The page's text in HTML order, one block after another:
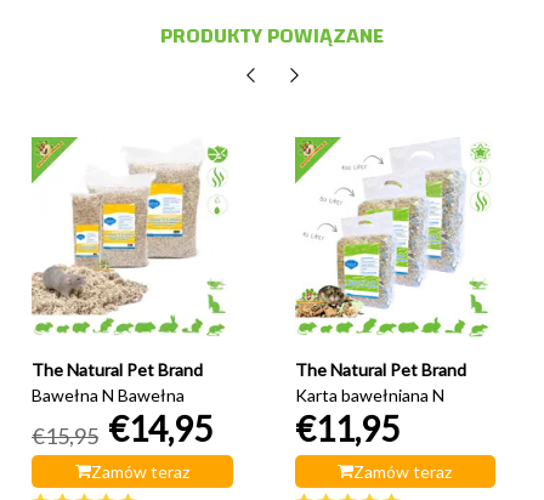
PRODUKTY POWIĄZANE
The Natural Pet Brand
Bawełna N Bawełna
€15,95 €14,95
Zamów teraz
The Natural Pet Brand
Karta bawełniana N
€11,95
Zamów teraz